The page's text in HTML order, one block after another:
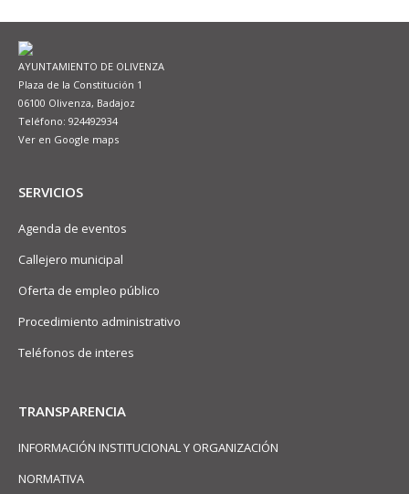
AYUNTAMIENTO DE OLIVENZA
Plaza de la Constitución 1
06100 Olivenza, Badajoz
Teléfono: 924492934
Ver en Google maps
SERVICIOS
Agenda de eventos
Callejero municipal
Oferta de empleo público
Procedimiento administrativo
Teléfonos de interes
TRANSPARENCIA
INFORMACIÓN INSTITUCIONAL Y ORGANIZACIÓN
NORMATIVA